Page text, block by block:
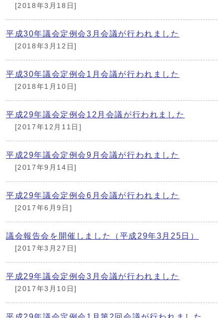
[2018年3月18日]
平成30年議会定例会3月会議が行われました
[2018年3月12日]
平成30年議会定例会1月会議が行われました
[2018年1月10日]
平成29年議会定例会12月会議が行われました
[2017年12月11日]
平成29年議会定例会9月会議が行われました
[2017年9月14日]
平成29年議会定例会6月会議が行われました
[2017年6月9日]
議会報告会を開催しました（平成29年3月25日）
[2017年3月27日]
平成29年議会定例会3月会議が行われました
[2017年3月10日]